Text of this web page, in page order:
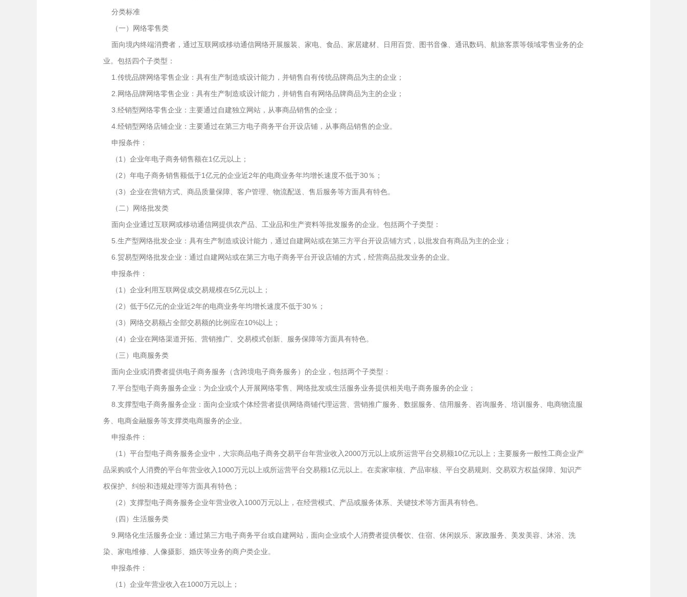
分类标准
（一）网络零售类
面向境内终端消费者，通过互联网或移动通信网络开展服装、家电、食品、家居建材、日用百货、图书音像、通讯数码、航旅客票等领域零售业务的企
业。包括四个子类型：
1.传统品牌网络零售企业：具有生产制造或设计能力，并销售自有传统品牌商品为主的企业；
2.网络品牌网络零售企业：具有生产制造或设计能力，并销售自有网络品牌商品为主的企业；
3.经销型网络零售企业：主要通过自建独立网站，从事商品销售的企业；
4.经销型网络店铺企业：主要通过在第三方电子商务平台开设店铺，从事商品销售的企业。
申报条件：
（1）企业年电子商务销售额在1亿元以上；
（2）年电子商务销售额低于1亿元的企业近2年的电商业务年均增长速度不低于30％；
（3）企业在营销方式、商品质量保障、客户管理、物流配送、售后服务等方面具有特色。
（二）网络批发类
面向企业通过互联网或移动通信网提供农产品、工业品和生产资料等批发服务的企业。包括两个子类型：
5.生产型网络批发企业：具有生产制造或设计能力，通过自建网站或在第三方平台开设店铺方式，以批发自有商品为主的企业；
6.贸易型网络批发企业：通过自建网站或在第三方电子商务平台开设店铺的方式，经营商品批发业务的企业。
申报条件：
（1）企业利用互联网促成交易规模在5亿元以上；
（2）低于5亿元的企业近2年的电商业务年均增长速度不低于30％；
（3）网络交易额占全部交易额的比例应在10%以上；
（4）企业在网络渠道开拓、营销推广、交易模式创新、服务保障等方面具有特色。
（三）电商服务类
面向企业或消费者提供电子商务服务（含跨境电子商务服务）的企业，包括两个子类型：
7.平台型电子商务服务企业：为企业或个人开展网络零售、网络批发或生活服务业务提供相关电子商务服务的企业；
8.支撑型电子商务服务企业：面向企业或个体经营者提供网络商铺代理运营、营销推广服务、数据服务、信用服务、咨询服务、培训服务、电商物流服
务、电商金融服务等支撑类电商服务的企业。
申报条件：
（1）平台型电子商务服务企业中，大宗商品电子商务交易平台年营业收入2000万元以上或所运营平台交易额10亿元以上；主要服务一般性工商企业产
品采购或个人消费的平台年营业收入1000万元以上或所运营平台交易额1亿元以上。在卖家审核、产品审核、平台交易规则、交易双方权益保障、知识产
权保护、纠纷和违规处理等方面具有特色；
（2）支撑型电子商务服务企业年营业收入1000万元以上，在经营模式、产品或服务体系、关键技术等方面具有特色。
（四）生活服务类
9.网络化生活服务企业：通过第三方电子商务平台或自建网站，面向企业或个人消费者提供餐饮、住宿、休闲娱乐、家政服务、美发美容、沐浴、洗
染、家电维修、人像摄影、婚庆等业务的商户类企业。
申报条件：
（1）企业年营业收入在1000万元以上；